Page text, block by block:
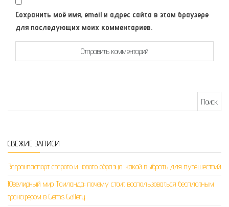
Сохранить моё имя, email и адрес сайта в этом браузере
для последующих моих комментариев.
СВЕЖИЕ ЗАПИСИ
Загранпаспорт старого и нового образца: какой выбрать для путешествий
Ювелирный мир Таиланда: почему стоит воспользоваться бесплатным
трансфером в Gems Gallery